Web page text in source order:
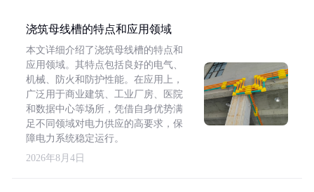
浇筑母线槽的特点和应用领域
本文详细介绍了浇筑母线槽的特点和
应用领域。其特点包括良好的电气、
机械、防火和防护性能。在应用上，
广泛用于商业建筑、工业厂房、医院
和数据中心等场所，凭借自身优势满
足不同领域对电力供应的高要求，保
障电力系统稳定运行。
2026年8月4日